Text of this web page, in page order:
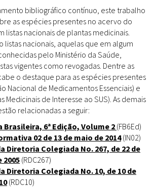
bibliográfico contínuo, este trabalho
as espécies presentes no acervo do
listas nacionais de plantas medicinais.
listas nacionais, aquelas que em algum
pelo Ministério da Saúde,
vigentes como revogadas. Dentre as
o destaque para as espécies presentes
Nacional de Medicamentos Essenciais) e
Medicinais de Interesse ao SUS). As demais
relacionadas a seguir:
Brasileira, 6ª Edição, Volume 2 (FB6Ed)
02 de 13 de maio de 2014(IN02)
Diretoria Colegiada No. 267, de 22 de
(RDC267)
Diretoria Colegiada No. 10, de 10 de
(RDC10)